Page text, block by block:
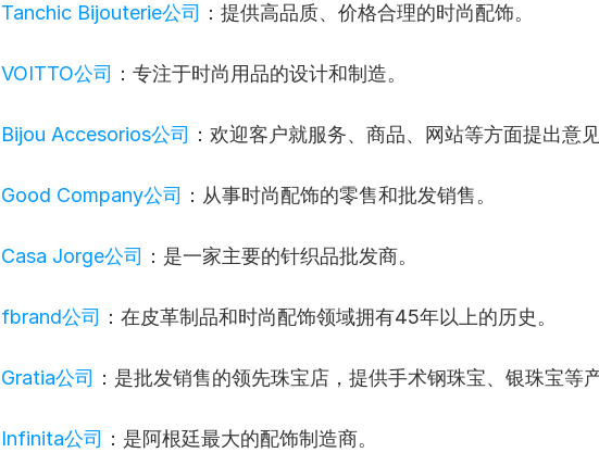
Tanchic Bijouterie公司 ：提供高品质、价格合理的时尚配饰。
VOITTO公司 ：专注于时尚用品的设计和制造。
Bijou Accesorios公司 ：欢迎客户就服务、商品、网站等方面提出意见
Good Company公司 ：从事时尚配饰的零售和批发销售。
Casa Jorge公司 ：是一家主要的针织品批发商。
fbrand公司 ：在皮革制品和时尚配饰领域拥有45年以上的历史。
Gratia公司 ：是批发销售的领先珠宝店，提供手术钢珠宝、银珠宝等产
Infinita公司 ：是阿根廷最大的配饰制造商。